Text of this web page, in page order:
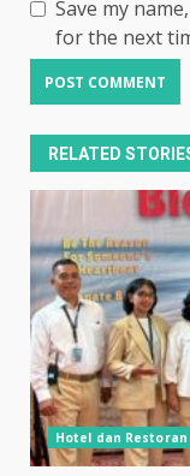
Save my
for the next
RELATED
Hotel dan Restoran